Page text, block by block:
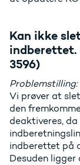
Kan ikke
indberettet.
3596)
Problemstilling:
Vi prøver at
den
deaktiveres,
indberettet på
Desuden ligger